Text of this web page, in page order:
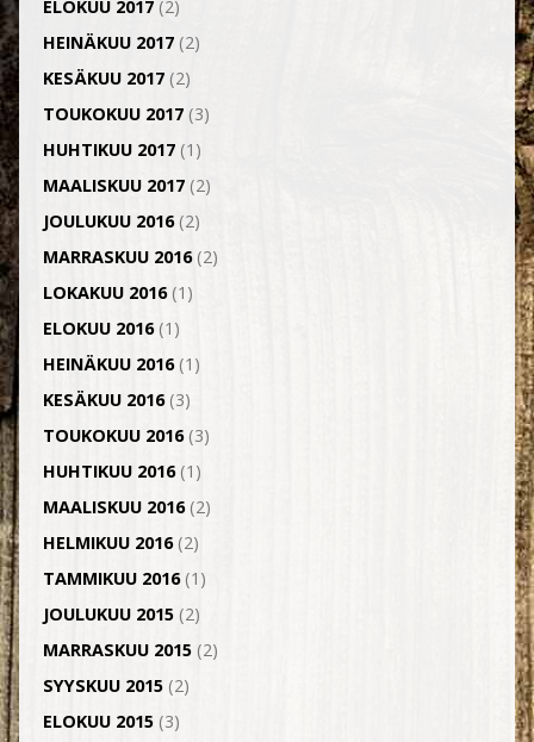
ELOKUU 2017(2)
HEINÄKUU 2017(2)
KESÄKUU 2017(2)
TOUKOKUU 2017(3)
HUHTIKUU 2017(1)
MAALISKUU 2017(2)
JOULUKUU 2016(2)
MARRASKUU 2016(2)
LOKAKUU 2016(1)
ELOKUU 2016(1)
HEINÄKUU 2016(1)
KESÄKUU 2016(3)
TOUKOKUU 2016(3)
HUHTIKUU 2016(1)
MAALISKUU 2016(2)
HELMIKUU 2016(2)
TAMMIKUU 2016(1)
JOULUKUU 2015(2)
MARRASKUU 2015(2)
SYYSKUU 2015(2)
ELOKUU 2015(3)